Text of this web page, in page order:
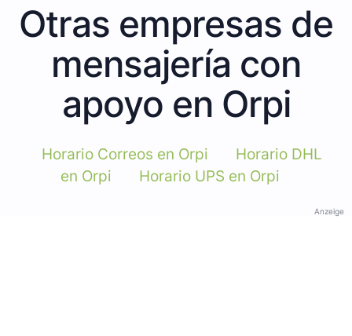
Otras empresas de
mensajería con
apoyo en Orpi
Horario Correos en Orpi
Horario DHL
en Orpi
Horario UPS en Orpi
Anzeige